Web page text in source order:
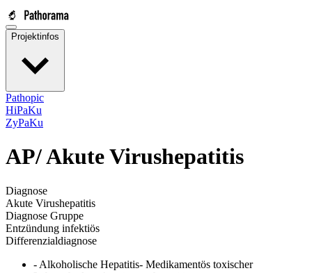
Projektinfos
Pathopic
HiPaKu
ZyPaKu
AP/Akute Virushepatitis
Diagnose
Akute Virushepatitis
Diagnose Gruppe
Entzündung infektiös
Differenzialdiagnose
- Alkoholische Hepatitis- Medikamentös toxischer